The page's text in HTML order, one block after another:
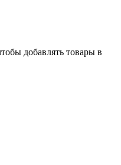
добавлять товары в